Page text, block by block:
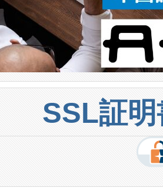
SSL証